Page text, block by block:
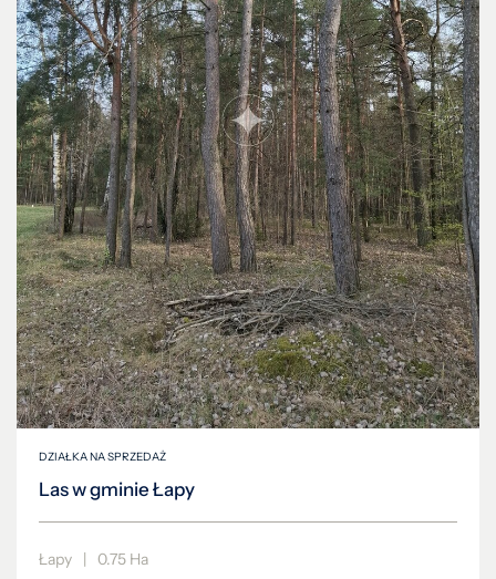
DZIAŁKA NA SPRZEDAŻ
Las w gminie Łapy
Łapy 0.75 Ha